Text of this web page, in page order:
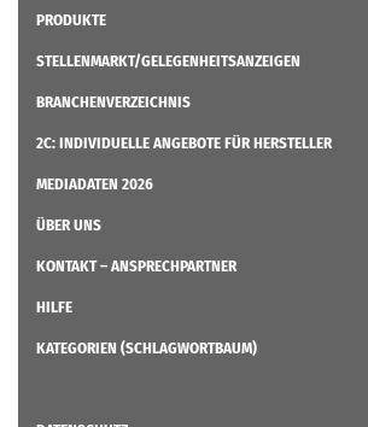
PRODUKTE
STELLENMARKT/GELEGENHEITSANZEIGEN
BRANCHENVERZEICHNIS
2C: INDIVIDUELLE ANGEBOTE FÜR HERSTELLER
MEDIADATEN 2026
ÜBER UNS
KONTAKT – ANSPRECHPARTNER
HILFE
KATEGORIEN (SCHLAGWORTBAUM)